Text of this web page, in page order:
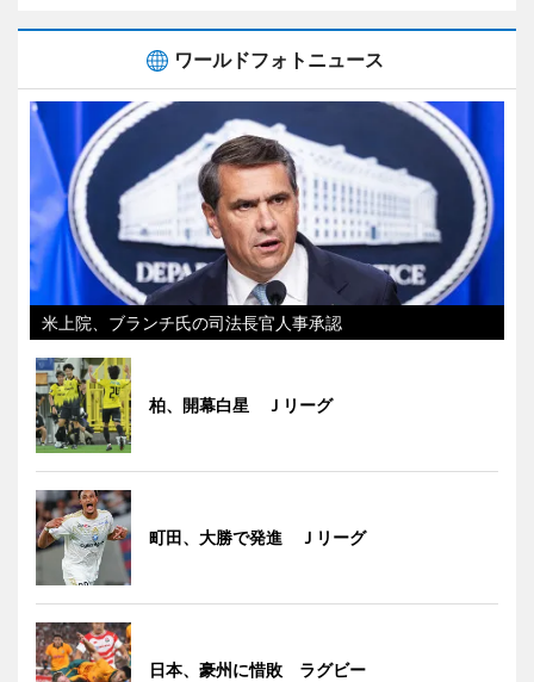
ワールドフォトニュース
米上院、ブランチ氏の司法長官人事承認
柏、開幕白星 Ｊリーグ
町田、大勝で発進 Ｊリーグ
日本、豪州に惜敗 ラグビー